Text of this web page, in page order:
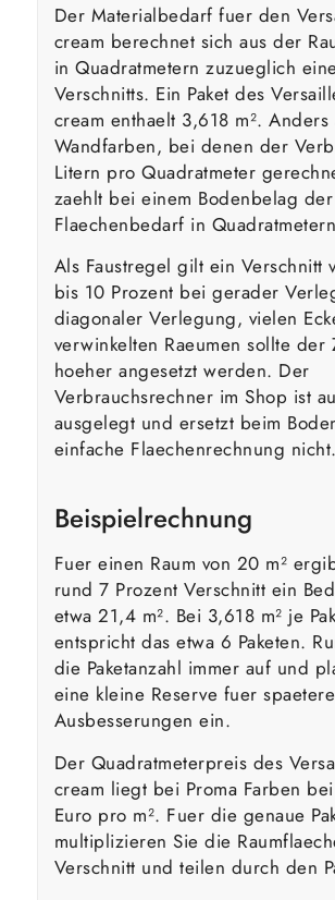
Der Materialbedarf fuer den
cream berechnet sich aus der
in Quadratmetern zuzueglich
Verschnitts. Ein Paket des
cream enthaelt 3,618 m². Anders
Wandfarben, bei denen der
Litern pro Quadratmeter
zaehlt bei einem Bodenbelag der
Flaechenbedarf in
Als Faustregel gilt ein Verschnitt
bis 10 Prozent bei gerader
diagonaler Verlegung, vielen
verwinkelten Raeumen sollte der
hoeher angesetzt werden. Der
Verbrauchsrechner im Shop ist
ausgelegt und ersetzt beim
einfache Flaechenrechnung nicht.
Beispielrechnung
Fuer einen Raum von 20 m²
rund 7 Prozent Verschnitt ein
etwa 21,4 m². Bei 3,618 m² je
entspricht das etwa 6 Paketen.
die Paketanzahl immer auf und
eine kleine Reserve fuer spaetere
Ausbesserungen ein.
Der Quadratmeterpreis des
cream liegt bei Proma Farben
Euro pro m². Fuer die genaue
multiplizieren Sie die
Verschnitt und teilen durch den